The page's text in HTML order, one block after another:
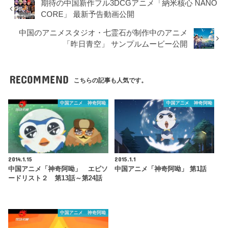
期待の中国新作フル3DCGアニメ「納米核心 NANO
CORE」 最新予告動画公開
中国のアニメスタジオ・七霊石が制作中のアニメ
「昨日青空」 サンプルムービー公開
RECOMMEND こちらの記事も人気です。
中国アニメ 神奇阿呦
2014.1.15
中国アニメ「神奇阿呦」 エピソ
ードリスト２ 第13話～第24話
中国アニメ 神奇阿呦
2015.1.1
中国アニメ「神奇阿呦」 第1話
中国アニメ 神奇阿呦